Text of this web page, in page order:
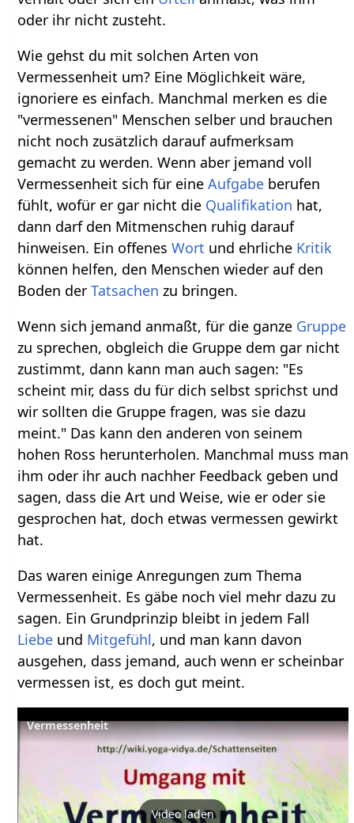
oder ihr nicht zusteht.
Wie gehst du mit solchen Arten von
Vermessenheit um? Eine Möglichkeit wäre,
ignoriere es einfach. Manchmal merken es die
"vermessenen" Menschen selber und brauchen
nicht noch zusätzlich darauf aufmerksam
gemacht zu werden. Wenn aber jemand voll
Vermessenheit sich für eineAufgabe berufen
fühlt, wofür er gar nicht die Qualifikation hat,
dann darf den Mitmenschen ruhig darauf
hinweisen. Ein offenesWort und ehrliche Kritik
können helfen, den Menschen wieder auf den
Boden derTatsachen zu bringen.
Wenn sich jemand anmaßt, für die ganze Gruppe
zu sprechen, obgleich die Gruppe dem gar nicht
zustimmt, dann kann man auch sagen: "Es
scheint mir, dass du für dich selbst sprichst und
wir sollten die Gruppe fragen, was sie dazu
meint." Das kann den anderen von seinem
hohen Ross herunterholen. Manchmal muss man
ihm oder ihr auch nachher Feedback geben und
sagen, dass die Art und Weise, wie er oder sie
gesprochen hat, doch etwas vermessen gewirkt
hat.
Das waren einige Anregungen zum Thema
Vermessenheit. Es gäbe noch viel mehr dazu zu
sagen. Ein Grundprinzip bleibt in jedem Fall
Liebe und Mitgefühl, und man kann davon
ausgehen, dass jemand, auch wenn er scheinbar
vermessen ist, es doch gut meint.
Vermessenheit
Video laden